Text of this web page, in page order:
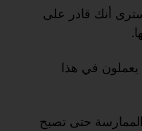
أنك قادر على
يعملون في هذا
حتى تصبح